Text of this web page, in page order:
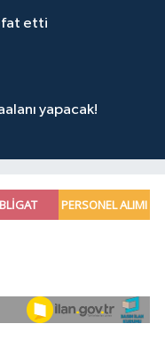
etti
yapacak!